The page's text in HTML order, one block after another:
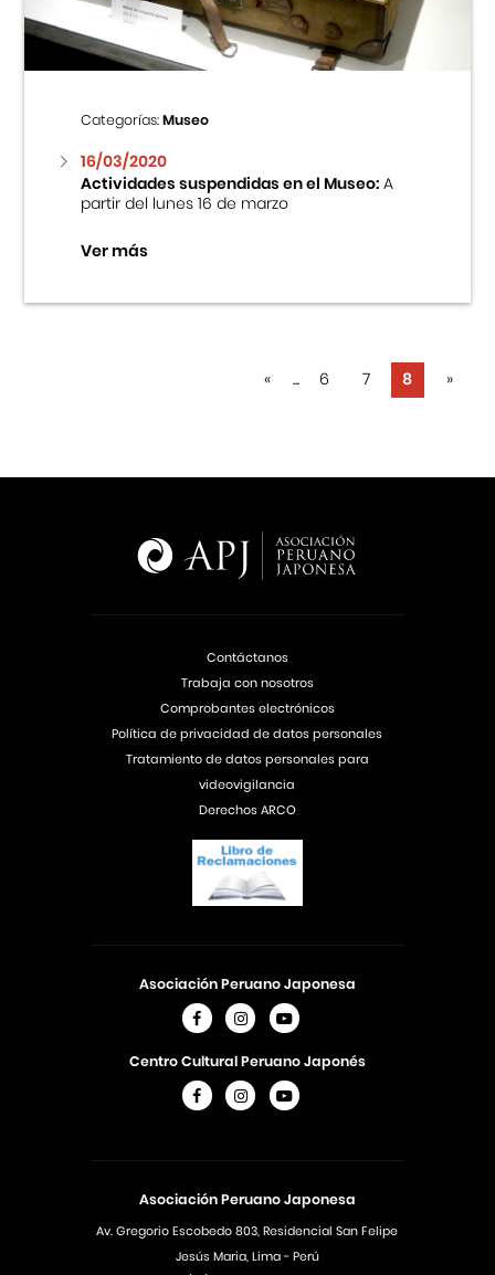
Categorías:Museo
16/03/2020
Actividades suspendidas en el Museo:A
partir del lunes 16 de marzo
Ver más
« ... 6 7 8 »
Asociación Peruano Japonesa
Av. Gregorio Escobedo 803, Residencial San Felipe
Jesús Maria, Lima - Perú
Asociación Peruano Japonesa
Centro Cultural Peruano Japonés
Contáctanos
Trabaja con nosotros
Comprobantes electrónicos
Política de privacidad de datos personales
Tratamiento de datos personales para
videovigilancia
Derechos ARCO